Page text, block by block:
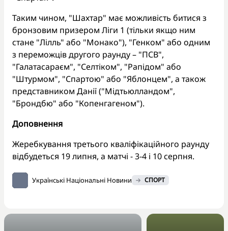
Таким чином, "Шахтар" має можливість битися з
бронзовим призером Ліги 1 (тільки якщо ним
стане "Лілль" або "Монако"), "Генком" або одним
з переможців другого раунду – "ПСВ",
"Галатасараєм", "Селтіком", "Рапідом" або
"Штурмом", "Спартою" або "Яблонцем", а також
представником Данії ("Мідтьюлландом",
"Брондбю" або "Копенгагеном").
Доповнення
Жеребкування третього кваліфікаційного раунду
відбудеться 19 липня, а матчі - 3-4 і 10 серпня.
Українські Національні Новини СПОРТ